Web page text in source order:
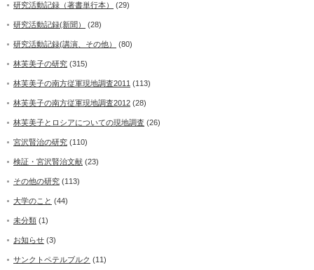
研究活動記録（著書単行本） (29)
研究活動記録(新聞） (28)
研究活動記録(講演、その他） (80)
林芙美子の研究 (315)
林芙美子の南方従軍現地調査2011 (113)
林芙美子の南方従軍現地調査2012 (28)
林芙美子とロシアについての現地調査 (26)
宮沢賢治の研究 (110)
検証・宮沢賢治文献 (23)
その他の研究 (113)
大学のこと (44)
未分類 (1)
お知らせ (3)
サンクトペテルブルク (11)